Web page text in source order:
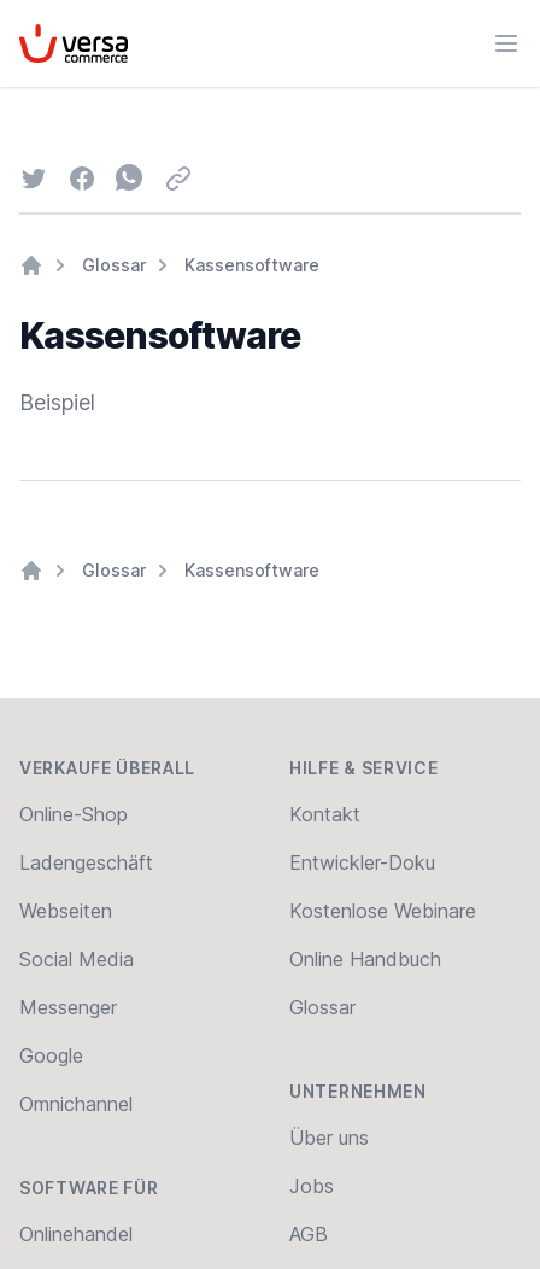
VersaCommerce
TwitterFacebookWhatsapp
Email
Glossar Kassensoftware
Kassensoftware
Beispiel
Glossar Kassensoftware
VERKAUFE ÜBERALL
Online-Shop
Ladengeschäft
Webseiten
Social Media
Messenger
Google
Omnichannel
SOFTWARE FÜR
Onlinehandel
HILFE & SERVICE
Kontakt
Entwickler-Doku
Kostenlose Webinare
Online Handbuch
Glossar
UNTERNEHMEN
Über uns
Jobs
AGB